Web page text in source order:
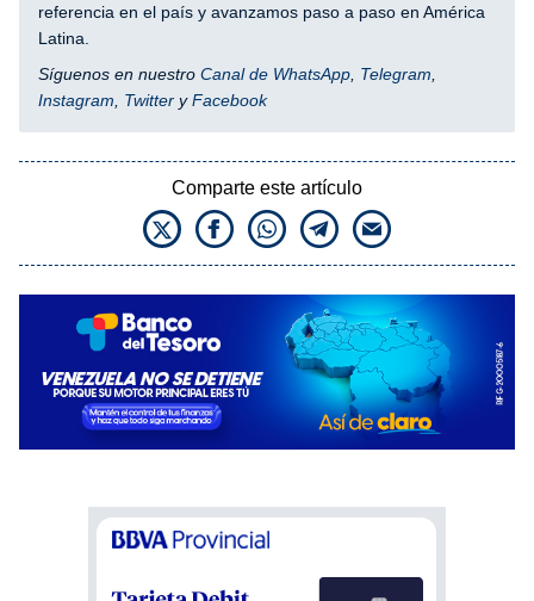
referencia en el país y avanzamos paso a paso en América
Latina.
Síguenos en nuestro Canal de WhatsApp Telegram
Instagram
Twitter yFacebook
Comparte este artículo